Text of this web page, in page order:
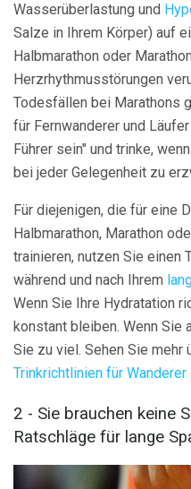
Wasserüberlastung und
Salze in Ihrem Körper) auf
Halbmarathon oder
Herzrhythmusstörungen
Todesfällen bei Marathons
für Fernwanderer und
Führer sein" und trinke,
bei jeder Gelegenheit zu
Für diejenigen, die für eine
Halbmarathon, Marathon
trainieren, nutzen Sie einen
während und nach Ihrem
Wenn Sie Ihre Hydratation
konstant bleiben. Wenn Sie
Sie zu viel. Sehen Sie mehr
Trinkrichtlinien für Wanderer .
2 - Sie brauchen keine
Ratschläge für lange